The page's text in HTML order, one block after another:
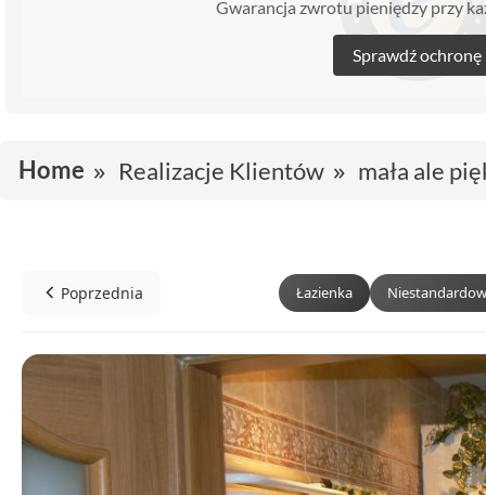
Gwarancja zwrotu pieniędzy przy
Sprawdź ochronę
Home Realizacje Klientów mała ale
Poprzednia Łazienka